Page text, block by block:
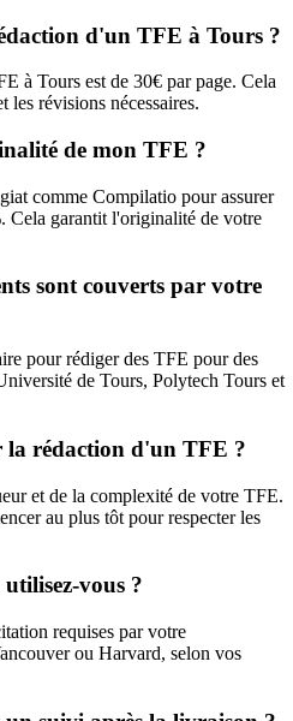
d'un TFE à Tours ?
à Tours est de 30€ par page. Cela
les révisions nécessaires.
de mon TFE ?
comme Compilatio pour assurer
Cela garantit l'originalité de votre
sont couverts par votre
pour rédiger des TFE pour des
de Tours, Polytech Tours et
la rédaction d'un TFE ?
et de la complexité de votre TFE.
au plus tôt pour respecter les
vous ?
requises par votre
ou Harvard, selon vos